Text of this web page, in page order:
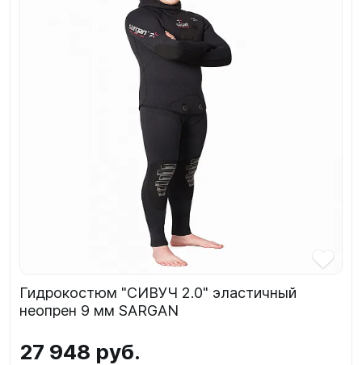
Гидрокостюм "СИВУЧ 2.0" эластичный
неопрен 9 мм SARGAN
27 948 руб.